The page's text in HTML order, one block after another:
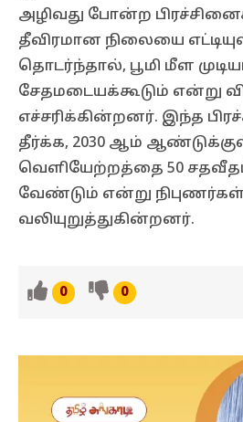
அழிவது போன்ற
தீவிரமான நிலையை
தொடர்ந்தால், பூமி மீள
சேதமடையக்கூடும் என்று
எச்சரிக்கின்றனர். இந்த
தீர்க்க, 2030 ஆம்
வெளியேற்றத்தை 50
வேண்டும் என்று
வலியுறுத்துகின்றனர்.
0 0